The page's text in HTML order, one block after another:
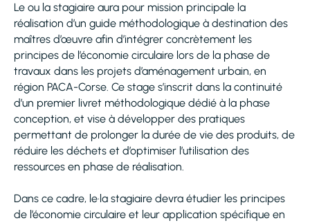
Le ou la stagiaire aura pour mission principale la
réalisation d’un guide méthodologique à destination des
maîtres d’œuvre afin d’intégrer concrètement les
principes de l’économie circulaire lors de la phase de
travaux dans les projets d’aménagement urbain, en
région PACA-Corse. Ce stage s’inscrit dans la continuité
d’un premier livret méthodologique dédié à la phase
conception, et vise à développer des pratiques
permettant de prolonger la durée de vie des produits, de
réduire les déchets et d’optimiser l’utilisation des
ressources en phase de réalisation.
Dans ce cadre, le·la stagiaire devra étudier les principes
de l’économie circulaire et leur application spécifique en